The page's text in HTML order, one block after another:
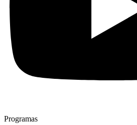
Programas